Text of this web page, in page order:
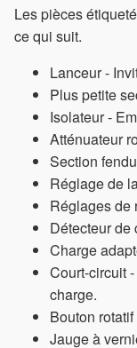
Les pièces
ce qui suit.
Lanceur -
Plus petite
Isolateur -
Atténuateur
Section
Réglage de
Réglages de
Détecteur de
Charge
Court-circuit
charge.
Bouton
Jauge à